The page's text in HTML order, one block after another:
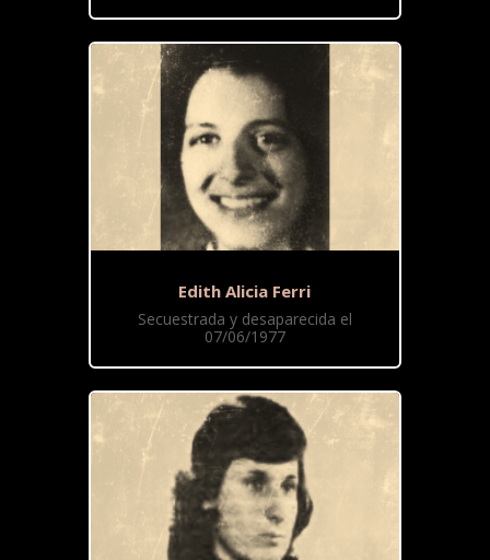
Edith Alicia Ferri
Secuestrada y desaparecida el
07/06/1977